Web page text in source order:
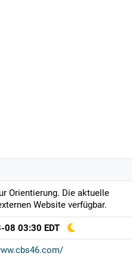
Orientierung. Die aktuelle
Website verfügbar.
03:30 EDT